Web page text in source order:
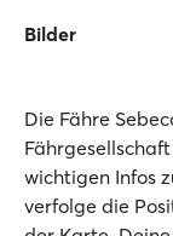
Bilder
Die Fähre
wichtigen Infos
verfolge die